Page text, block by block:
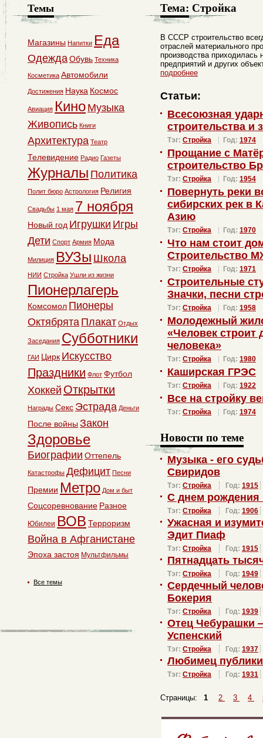
Тема: Стройка
В СССР строительство
отраслей материального
производства
предприятий и других
подробнее
Статьи:
Всесоюзная
строительства и
Тэг: Стройка Год: 1974
Прощание с
строительство
Тэг: Стройка Год: 1954
Повернуть реки
сибирских рек в
Азию
Тэг: Стройка Год: 1970
Что нам стоит
Строительство
Тэг: Стройка Год: 1971
Строительные
Значки, песни
Тэг: Стройка Год: 1958
Молодежный
«Человек
человека»
Тэг: Стройка Год: 1980
Каширская ГРЭС
Тэг: Стройка Год: 1922
Все на стройку
Тэг: Стройка Год: 1974
Новости по теме
Музыка - его
Свиридов
Тэг: Стройка Год: 1915
С днем
Тэг: Стройка Год: 1906
Ужасная и
Эдит Пиаф
Тэг: Стройка Год: 1915
Пятнадцать
Тэг: Стройка Год: 1949
Сердечный
Бокерия
Тэг: Стройка Год: 1939
Отец Чебурашки
Успенский
Тэг: Стройка Год: 1937
Любимец
Тэг: Стройка Год: 1931
Страницы: 1 2 3 4
Темы
Магазины Напитки Еда
ОдеждаОбувь Техника
Косметика Автомобили
Достижения Наука Космос
Авиация Кино Музыка
Живопись Книги
Архитектура Театр
Телевидение Радио Газеты
Журналы Политика
Полит бюро Астрология Религия
Свадьбы 1 мая 7 ноября
Новый год Игрушки Игры
Дети Спорт Армия Мода
Милиция ВУЗы Школа
НИИ Стройка Ушли из жизни
Пионерлагерь
Комсомол Пионеры
Октябрята Плакат Отдых
Заседания Субботники
ГАИ Цирк Искусство
Праздники Флот Футбол
Хоккей Открытки
Награды Секс Эстрада Деньги
После войны Закон
Здоровье
Биографии Оттепель
Катастрофы Дефицит Песни
Премии Метро Дом и быт
Соцсоревнование Разное
Юбилеи ВОВ Терроризм
Война в Афганистане
Эпоха застоя Мультфильмы
Все темы